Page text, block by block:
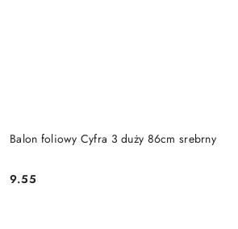
Balon foliowy Cyfra 3 duży 86cm srebrny
Cena:
9.55